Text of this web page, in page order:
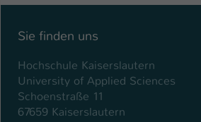
Sie finden uns
Hochschule Kaiserslautern
University of Applied Sciences
Schoenstraße 11
67659 Kaiserslautern